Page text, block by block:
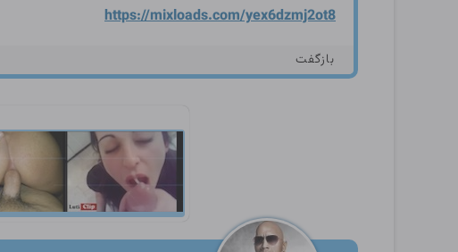
https://mixloads.com/yex6dzmj2ot8
بازگفت